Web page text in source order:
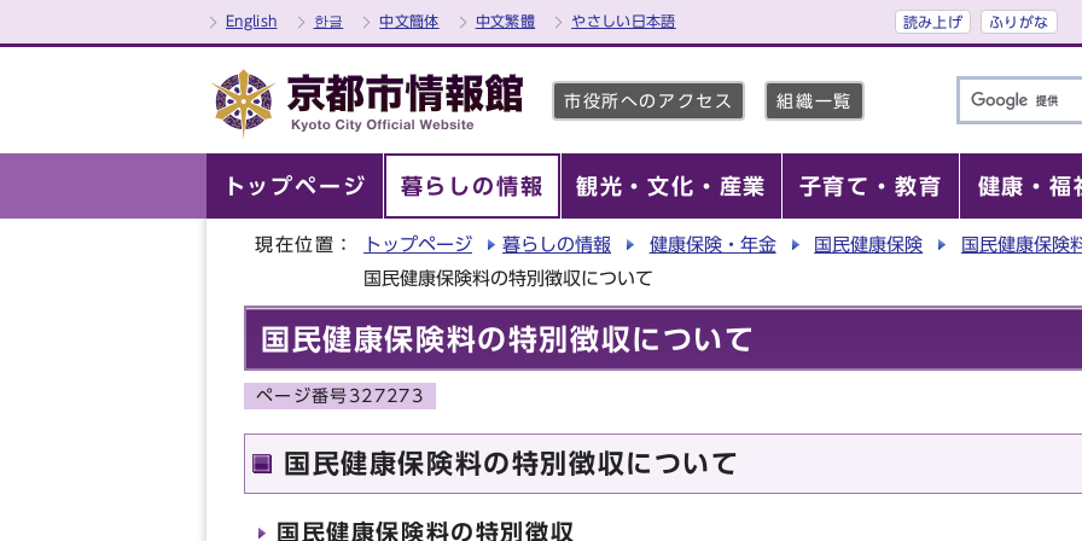
English 한글 中文簡体 中文繁體 やさしい日本語 読み上げ ふりがな
市役所へのアクセス 組織一覧
トップページ 暮らしの情報 観光・文化・産業 子育て・教育 健康・福
現在位置： トップページ 暮らしの情報 健康保険・年金 国民健康保険
国民健康保険
国民健康保険料の特別徴収について
国民健康保険料の特別徴収について
ページ番号327273
国民健康保険料の特別徴収について
国民健康保険料の特別徴収